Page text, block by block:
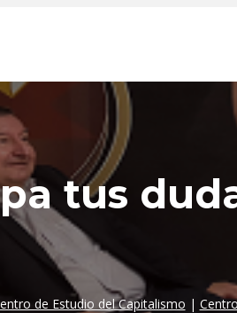
tus
de Estudio del Capitalismo |